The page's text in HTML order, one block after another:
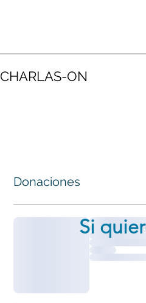
CHARLAS-ON
Donaciones
Si